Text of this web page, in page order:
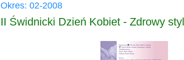
Okres: 02-2008
II Świdnicki Dzień Kobiet - Zdrowy